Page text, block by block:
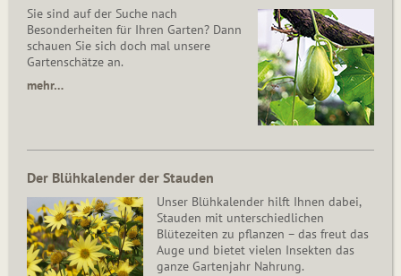
Sie sind auf der Suche nach
Besonderheiten für Ihren Garten? Dann
schauen Sie sich doch mal unsere
Gartenschätze an.
mehr…
Der Blühkalender der Stauden
Unser Blühkalender hilft Ihnen dabei,
Stauden mit unterschiedlichen
Blütezeiten zu pflanzen – das freut das
Auge und bietet vielen Insekten das
ganze Gartenjahr Nahrung.